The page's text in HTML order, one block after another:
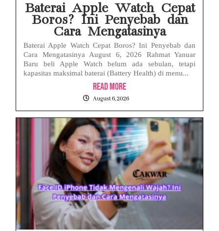
Baterai Apple Watch Cepat
Boros? Ini Penyebab dan
Cara Mengatasinya
Baterai Apple Watch Cepat Boros? Ini Penyebab dan
Cara Mengatasinya August 6, 2026 Rahmat Yanuar
Baru beli Apple Watch belum ada sebulan, tetapi
kapasitas maksimal baterai (Battery Health) di menu...
Read More
August 6, 2026